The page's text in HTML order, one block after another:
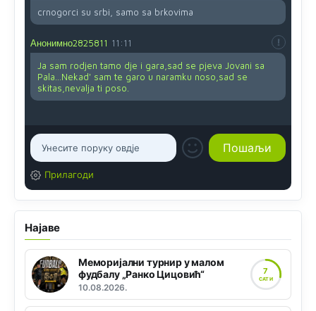
crnogorci su srbi, samo sa brkovima
Анонимно2825811 11:11
Ja sam rodjen tamo dje i gara,sad se pjeva Jovani sa
Pala...Nekad' sam te garo u naramku noso,sad se
skitas,nevalja ti poso.
Прилагоди
Најаве
Меморијални турнир у малом
фудбалу „Ранко Цицовић“
10.08.2026.
7
САТИ